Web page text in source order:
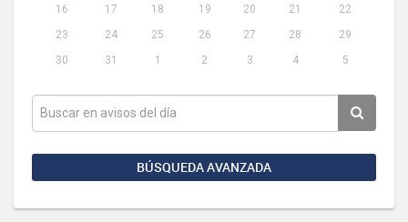
16
17 18 19 20 21
22
23
24 25 26 27 28
29
30
31 1 2 3 4 5
BÚSQUEDA AVANZADA